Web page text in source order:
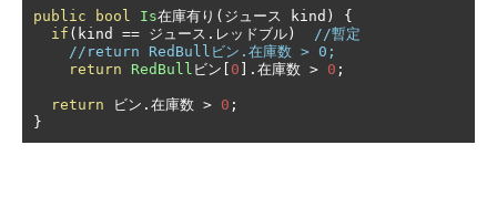
public bool Is在庫有り(ジュース kind )
{
if ( kind == ジュース.レッドブル)
//暫定
//return RedBullビン.在庫数 > 0;
return
RedBull ビン[ 0 ].在庫数 > 0 ;
return ビン.在庫数 > 0 ;
}